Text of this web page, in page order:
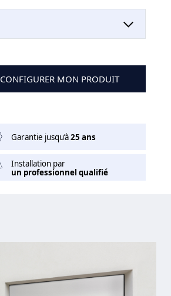
CONFIGURER MON PRODUIT
Garantie jusqu’à25 ans
Installation par
un professionnel qualifié